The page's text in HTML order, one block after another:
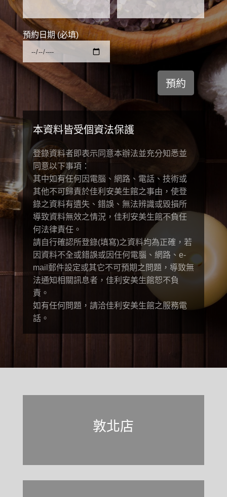
預約日期 (必填)
本資料皆受個資法保護
登錄資料者即表示同意本辦法並充分知悉並
同意以下事項：
其中如有任何因電腦、網路、電話、技術或
其他不可歸責於佳利安美生館之事由，使登
錄之資料有遺失、錯誤、無法辨識或毀損所
導致資料無效之情況，佳利安美生館不負任
何法律責任。
請自行確認所登錄(填寫)之資料均為正確，若
因資料不全或錯誤或因任何電腦、網路、e-
mail郵件設定或其它不可預期之問題，導致無
法通知相關訊息者，佳利安美生館恕不負
責。
如有任何問題，請洽佳利安美生館之服務電
話。
敦北店